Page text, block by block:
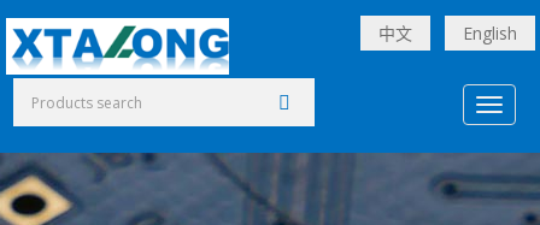
中文 English